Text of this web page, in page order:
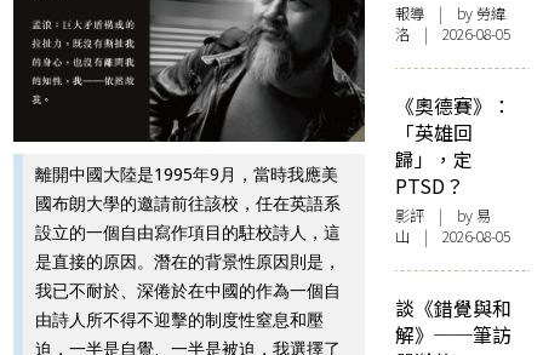
離開中國大陸是1995年9月，當時我應美
國布朗大學的邀請前往該校，任在英語系
設立的一個自由寫作項目的駐校詩人，這
是直接的原因。潛在的背景性原因則是，
我已不耐於、深倦於在中國的作為一個自
由詩人所不得不迎擊的制度性窒息和壓
迫，一半是自覺、一半是被迫，我選擇了
報導 | by 勞緯
洛 | 2026-08-05
《奧德賽》：
「英雄回
歸」，定
PTSD？
影評 | by 易
山 | 2026-08-05
談《錯覺與和
解》──筆訪